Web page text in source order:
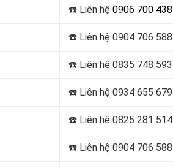
☎️ Liên hệ 0906 700 438
☎️ Liên hệ 0904 706 588
☎️ Liên hệ 0835 748 593
☎️ Liên hệ 0934 655 679
☎️ Liên hệ 0825 281 514
☎️ Liên hệ 0904 706 588